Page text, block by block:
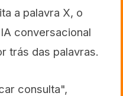
a palavra X, o
conversacional
trás das palavras.
consulta",